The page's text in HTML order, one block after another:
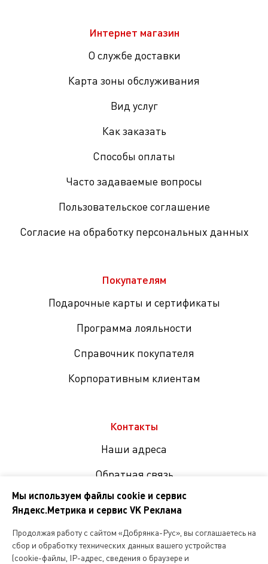
Интернет магазин
О службе доставки
Карта зоны обслуживания
Вид услуг
Как заказать
Способы оплаты
Часто задаваемые вопросы
Пользовательское соглашение
Согласие на обработку персональных данных
Покупателям
Подарочные карты и сертификаты
Программа лояльности
Справочник покупателя
Корпоративным клиентам
Контакты
Наши адреса
Обратная связь
соцсетях
Мы используем файлы cookie и сервис
Яндекс.Метрика и сервис VK Реклама
Продолжая работу с сайтом «Добрянка-Рус», вы соглашаетесь на
сбор и обработку технических данных вашего устройства
(cookie-файлы, IP-адрес, сведения о браузере и